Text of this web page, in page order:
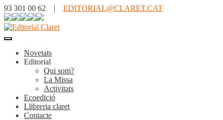
93 301 00 62 | EDITORIAL@CLARET.CAT
Novetats
Editorial
Qui som?
La Missa
Activitats
Ecoedició
Llibreria claret
Contacte